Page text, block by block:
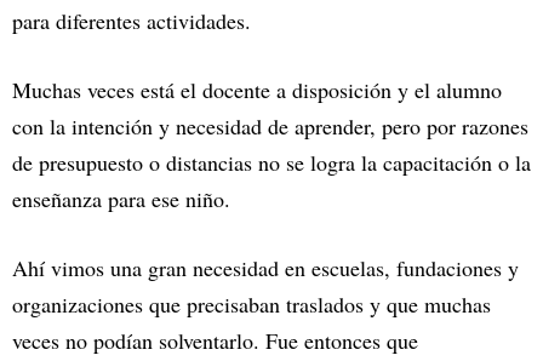
para diferentes actividades.
Muchas veces está el docente a disposición y el alumno
con la intención y necesidad de aprender, pero por razones
de presupuesto o distancias no se logra la capacitación o la
enseñanza para ese niño.
Ahí vimos una gran necesidad en escuelas, fundaciones y
organizaciones que precisaban traslados y que muchas
veces no podían solventarlo. Fue entonces que